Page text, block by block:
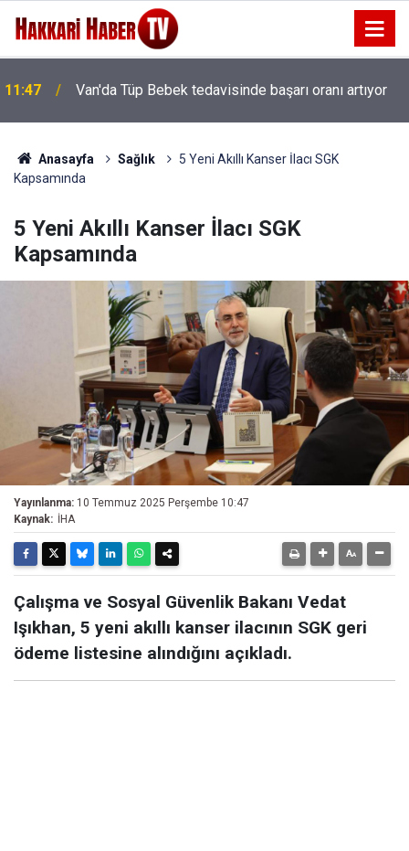
11:47 Van'da Tüp Bebek tedavisinde başarı oranı artıyor
Anasayfa Sağlık
5 Yeni Akıllı Kanser İlacı SGK
Kapsamında
5 Yeni Akıllı Kanser İlacı SGK
Kapsamında
Yayınlanma: 10 Temmuz 2025 Perşembe 10:47
Kaynak: İHA
Çalışma ve Sosyal Güvenlik Bakanı Vedat
Işıkhan, 5 yeni akıllı kanser ilacının SGK geri
ödeme listesine alındığını açıkladı.